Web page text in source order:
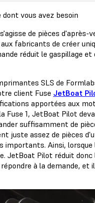
vous avez besoin
de pièces d'après-
fabricants de créer
réduit le gaspillage
SLS de
client Fuse JetBoat
apportées aux
Fuse 1, JetBoat Pilot
suffisamment de
juste assez de pièces
Ainsi, lorsque
JetBoat Pilot réduit donc
à la demande,